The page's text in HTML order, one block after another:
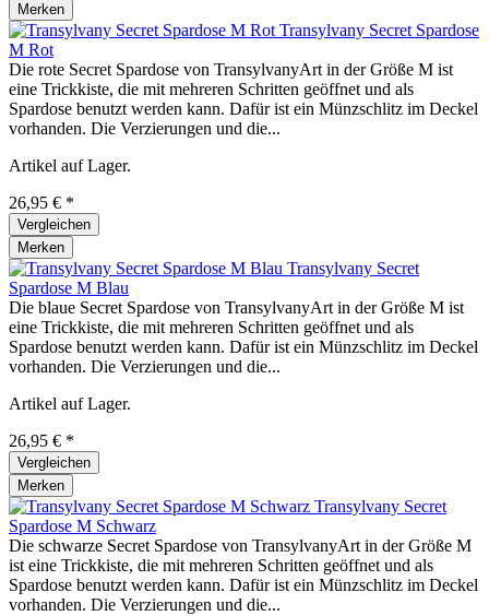
Merken
Transylvany Secret Spardose
M Rot
Die rote Secret Spardose von TransylvanyArt in der Größe M ist
eine Trickkiste, die mit mehreren Schritten geöffnet und als
Spardose benutzt werden kann. Dafür ist ein Münzschlitz im Deckel
vorhanden. Die Verzierungen und die...
Artikel auf Lager.
26,95 € *
Vergleichen
Merken
Transylvany Secret
Spardose M Blau
Die blaue Secret Spardose von TransylvanyArt in der Größe M ist
eine Trickkiste, die mit mehreren Schritten geöffnet und als
Spardose benutzt werden kann. Dafür ist ein Münzschlitz im Deckel
vorhanden. Die Verzierungen und die...
Artikel auf Lager.
26,95 € *
Vergleichen
Merken
Transylvany Secret
Spardose M Schwarz
Die schwarze Secret Spardose von TransylvanyArt in der Größe M
ist eine Trickkiste, die mit mehreren Schritten geöffnet und als
Spardose benutzt werden kann. Dafür ist ein Münzschlitz im Deckel
vorhanden. Die Verzierungen und die...